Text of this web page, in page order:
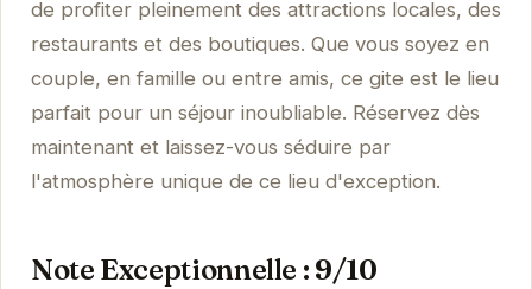
de profiter pleinement des attractions locales, des
restaurants et des boutiques. Que vous soyez en
couple, en famille ou entre amis, ce gite est le lieu
parfait pour un séjour inoubliable. Réservez dès
maintenant et laissez-vous séduire par
l'atmosphère unique de ce lieu d'exception.
Note Exceptionnelle : 9/10